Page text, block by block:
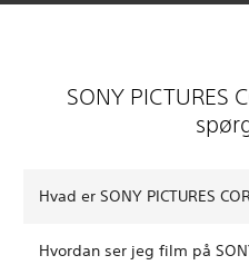
SONY PICTURES
Hvad er SONY PICTURES
Hvordan ser jeg film på